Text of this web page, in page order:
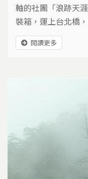
軸的社團「浪跡天
裝箱，運上台北橋
展開一場奇幻漂流之
閱讀更多